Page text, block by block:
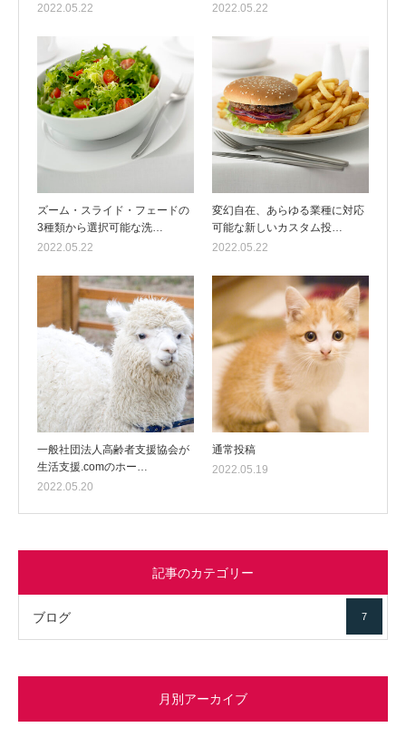
2022.05.22
2022.05.22
ズーム・スライド・フェードの
3種類から選択可能な洗…
2022.05.22
変幻自在、あらゆる業種に対応
可能な新しいカスタム投…
2022.05.22
一般社団法人高齢者支援協会が
生活支援.comのホー…
2022.05.20
通常投稿
2022.05.19
記事のカテゴリー
ブログ 7
月別アーカイブ